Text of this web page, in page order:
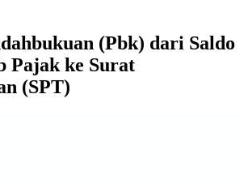
(Pbk) dari Saldo
Pajak ke Surat
(SPT)